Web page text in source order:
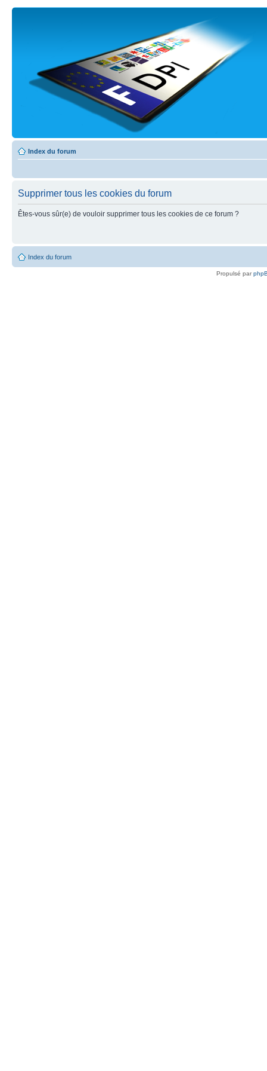
Index du forum
Supprimer tous les cookies du forum
Êtes-vous sûr(e) de vouloir supprimer tous les cookies de ce forum ?
Index du forum
Propulsé par